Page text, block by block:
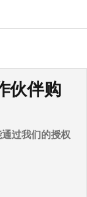
伙伴购
过我们的授权